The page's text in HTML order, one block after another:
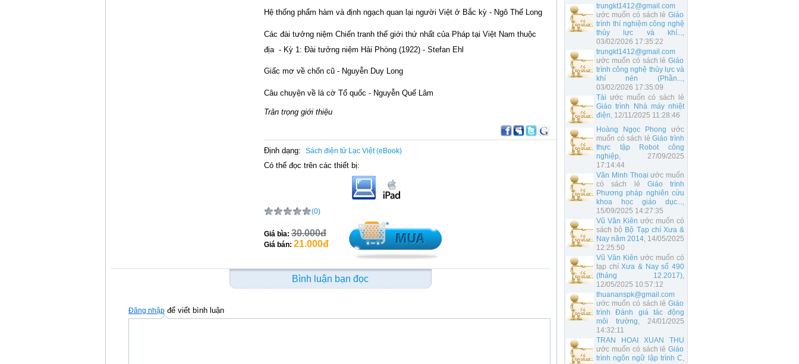
trungkt1412@gmail.com
ước muốn có sách lẻGiáo
trình thí nghiệm công nghệ
thủy lực và khí...,
03/02/2026 17:35:22
trungkt1412@gmail.com
ước muốn có sách lẻGiáo
trình công nghệ thủy lực và
khí nén (Phần...,
03/02/2026 17:35:09
Tài ước muốn có sách lẻ
Giáo trình Nhà máy nhiệt
điện, 12/11/2025 11:28:46
Hoàng Ngọc Phong ước
muốn có sách lẻGiáo trình
thực tập Robot công
nghiệp, 27/09/2025
17:14:44
Văn Minh Thoại ước muốn
có sách lẻ Giáo trình
Phương pháp nghiên cứu
khoa học giáo dục...,
15/09/2025 14:27:35
Vũ Văn Kiên ước muốn có
sách bộ Bộ Tạp chí Xưa &
Nay năm 2014, 14/05/2025
12:25:50
Vũ Văn Kiên ước muốn có
tạp chíXưa & Nay số 490
(tháng 12.2017),
12/05/2025 10:57:12
thuananspk@gmail.com
ước muốn có sách lẻGiáo
trình Đánh giá tác động
môi trường, 24/01/2025
14:32:11
TRAN HOAI XUAN THU
ước muốn có sách lẻGiáo
trình ngôn ngữ lập trình C,
Hệ thống phẩm hàm và định ngạch quan lại người Việt ở Bắc kỳ - Ngô Thế Long
Các đài tưởng niệm Chiến tranh thế giới thứ nhất của Pháp tại Việt Nam thuộc
địa - Kỳ 1: Đài tưởng niệm Hải Phòng (1922) - Stefan Ehl
Giấc mơ về chốn cũ - Nguyễn Duy Long
Câu chuyện về lá cờ Tổ quốc - Nguyễn Quế Lâm
Trân trọng giới thiệu
Định dạng: Sách điện tử Lạc Việt (eBook)
Có thể đọc trên các thiết bị:
(0)
Giá bìa: 30.000đ
Giá bán: 21.000đ
Bình luận bạn đọc
Đăng nhập để viết bình luận